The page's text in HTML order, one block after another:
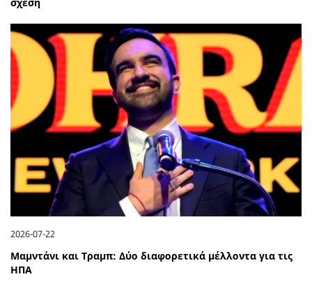
2026-07-22
Μαμντάνι και Τραμπ: Δύο διαφορετικά μέλλοντα για τις
ΗΠΑ